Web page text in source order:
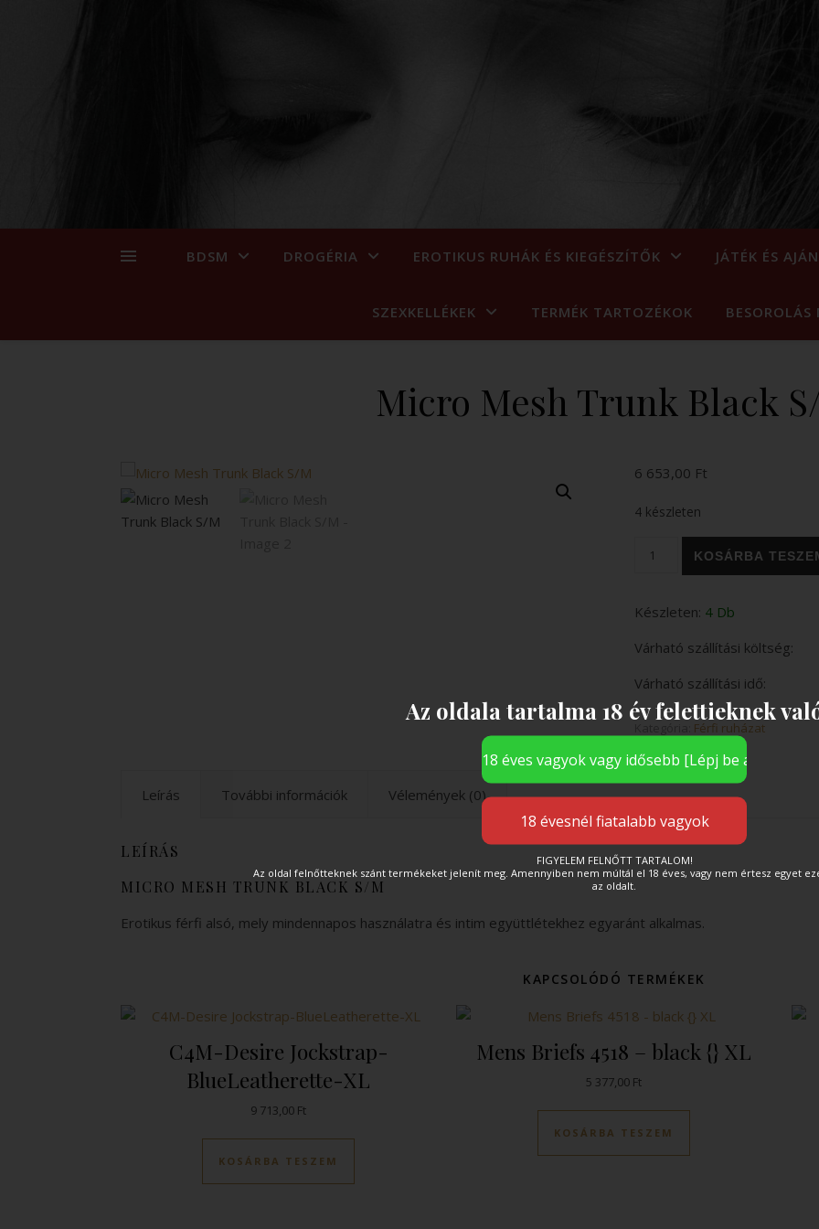
BDSM DROGÉRIA EROTIKUS RUHÁK ÉS KIEGÉSZÍTŐK JÁTÉK ÉS
SZEXKELLÉKEK TERMÉK TARTOZÉKOK BESOROLÁS
Micro Mesh Trunk Black
6 653,00 Ft
4 készleten
Micro Mesh Trunk Black S/M
KOSÁRBA
Készleten: 4 Db
Várható szállítási költség:
Várható szállítási idő:
Férfi ruházat
Leírás További információk Vélemények (0)
LEÍRÁS
MICRO MESH TRUNK BLACK S/M
Erotikus férfi alsó, mely mindennapos használatra és intim együttlétekhez egyaránt alkalmas.
KAPCSOLÓDÓ TERMÉKEK
C4M-Desire Jockstrap-
BlueLeatherette-XL
9 713,00 Ft
KOSÁRBA TESZEM
Mens Briefs 4518 – black {} XL
5 377,00 Ft
KOSÁRBA TESZEM
Az oldala tartalma 18 év felettieknek
FIGYELEM FELNŐTT TARTALOM!
Az oldal felnőtteknek szánt termékeket jelenít meg. Amennyiben nem múltál el 18 éves, vagy nem értesz egyet
az oldalt.